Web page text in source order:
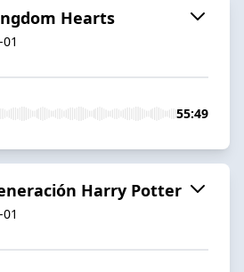
Hearts
55:49
Harry Potter